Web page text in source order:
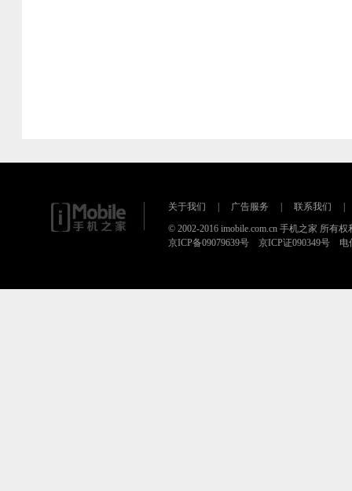
关于我们 广告服务 联系我们
© 2002-2016 imobile.com.cn 手机之家 所有权
京ICP备09079639号 京ICP证090349号 电